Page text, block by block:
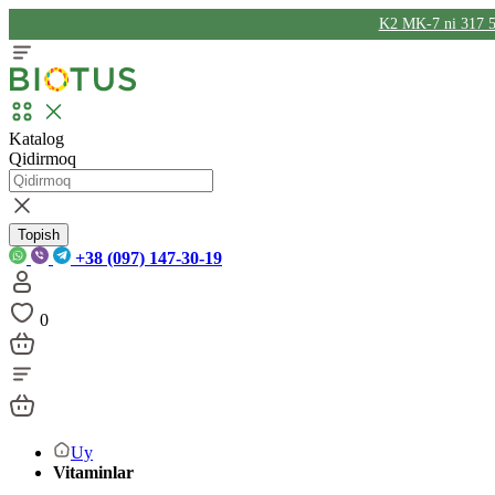
K2 MK-7 ni 317
Katalog
Qidirmoq
Topish
+38 (097) 147-30-19
0
Uy
Vitaminlar